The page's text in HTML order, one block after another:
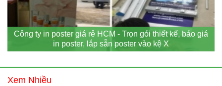
Công ty in poster giá rẻ HCM - Trọn gói thiết kế, báo giá
in poster, lắp sẵn poster vào kệ X
Xem Nhiều